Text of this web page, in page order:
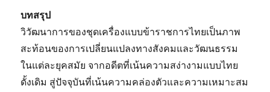
บทสรุป
วิวัฒนาการของชุดเครื่องแบบข้าราชการไทยเป็นภาพ
สะท้อนของการเปลี่ยนแปลงทางสังคมและวัฒนธรรม
ในแต่ละยุคสมัย จากอดีตที่เน้นความสง่างามแบบไทย
ดั้งเดิม สู่ปัจจุบันที่เน้นความคล่องตัวและความเหมาะสม